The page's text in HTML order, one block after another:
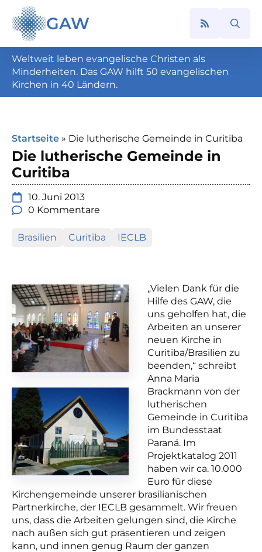
GAW
Search
Weltweit leben evangelische Christen als
Minderheiten. Das GAW hilft 50 evangelischen
Kirchen in 40 Ländern.
Startseite » Die lutherische Gemeinde in Curitiba
Die lutherische Gemeinde in
Curitiba
10. Juni 2013
0 Kommentare
Brasilien Curitiba IECLB
„Vielen Dank für die
Hilfe des GAW, die
uns geholfen hat, die
Arbeiten an unserer
neuen Kirche in
Curitiba/Brasilien zu
beenden,“ schreibt
Anna Maria
Brackmann von der
lutherischen
Gemeinde in Curitiba
im Bundesstaat
Paraná. Im
Projektkatalog 2011
haben wir ca. 10.000
Euro für diese
Kirchengemeinde unserer brasilianischen
Partnerkirche, der IECLB gesammelt. Wir freuen
uns, dass die Arbeiten gelungen sind, die Kirche
nach außen sich gut präsentieren und zeigen
kann, und innen genug Raum der ganzen